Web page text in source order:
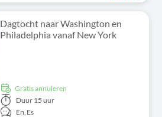
Dagtocht naar Washington en
Philadelphia vanaf New York
Gratis annuleren
Duur 15 uur
En, Es